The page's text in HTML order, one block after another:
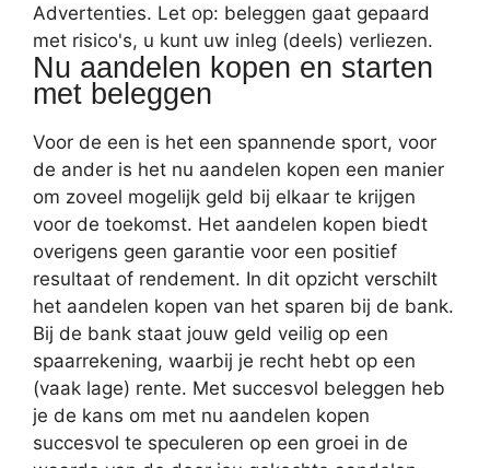
Advertenties. Let op: beleggen gaat gepaard
met risico's, u kunt uw inleg (deels) verliezen.
Nu aandelen kopen en starten
met beleggen
Voor de een is het een spannende sport, voor
de ander is het nu aandelen kopen een manier
om zoveel mogelijk geld bij elkaar te krijgen
voor de toekomst. Het aandelen kopen biedt
overigens geen garantie voor een positief
resultaat of rendement. In dit opzicht verschilt
het aandelen kopen van het sparen bij de bank.
Bij de bank staat jouw geld veilig op een
spaarrekening, waarbij je recht hebt op een
(vaak lage) rente. Met succesvol beleggen heb
je de kans om met nu aandelen kopen
succesvol te speculeren op een groei in de